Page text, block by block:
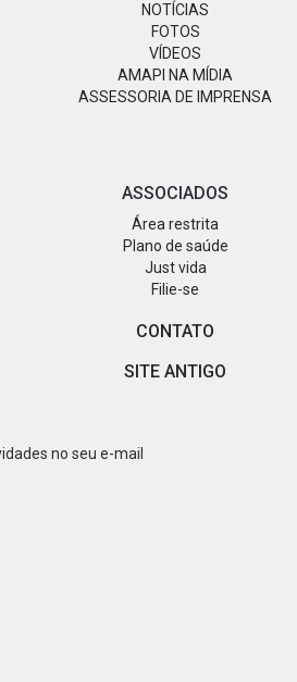
NOTÍCIAS
FOTOS
VÍDEOS
AMAPI NA MÍDIA
ASSESSORIA DE IMPRENSA
ASSOCIADOS
Área restrita
Plano de saúde
Just vida
Filie-se
CONTATO
SITE ANTIGO
no seu e-mail